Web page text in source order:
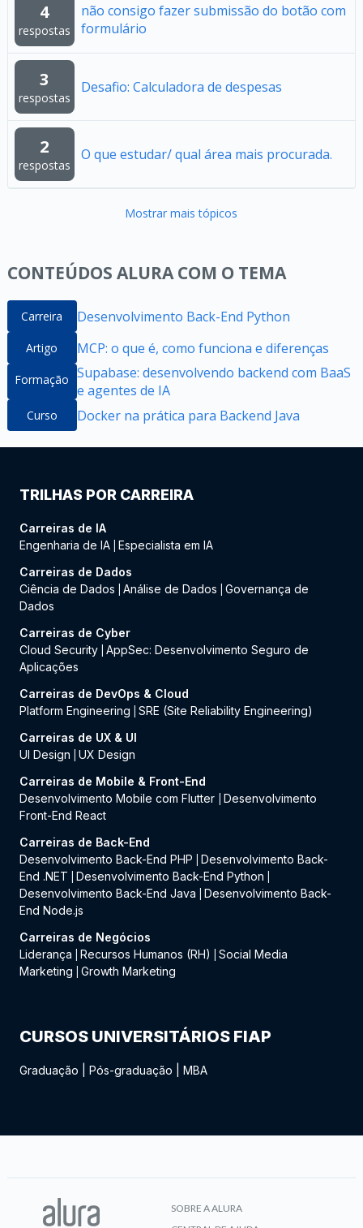
4
respostas
não consigo fazer submissão do botão com
formulário
3
respostas
Desafio: Calculadora de despesas
2
respostas
O que estudar/ qual área mais procurada.
Mostrar mais tópicos
CONTEÚDOS ALURA COM O TEMA
Carreira Desenvolvimento Back-End Python
Artigo MCP: o que é, como funciona e diferenças
Formação Supabase: desenvolvendo backend com BaaS
e agentes de IA
Curso Docker na prática para Backend Java
TRILHAS POR CARREIRA
Carreiras de IA
Engenharia de IA Especialista em IA
Carreiras de Dados
Ciência de Dados
Análise de Dados
Governança de
Dados
Carreiras de Cyber
Cloud Security AppSec: Desenvolvimento Seguro de
Aplicações
Carreiras de DevOps & Cloud
Platform Engineering
SRE (Site Reliability Engineering)
Carreiras de UX & UI
UI Design
UX Design
Carreiras de Mobile & Front-End
Desenvolvimento Mobile com Flutter
Desenvolvimento
Front-End React
Carreiras de Back-End
Desenvolvimento Back-End PHP
Desenvolvimento Back-
End .NET
Desenvolvimento Back-End Python
Desenvolvimento Back-End Java
Desenvolvimento Back-
End Node.js
Carreiras de Negócios
Liderança
Recursos Humanos (RH)
Social Media
Marketing
Growth Marketing
CURSOS UNIVERSITÁRIOS FIAP
Graduação Pós-graduação MBA
SOBRE A ALURA